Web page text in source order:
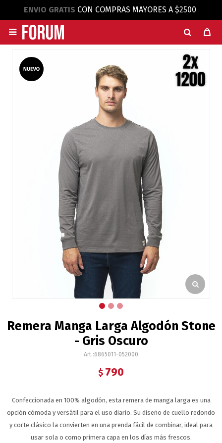
ENVIO GRATIS CON COMPRAS MAYORES A $2500

Remera Manga Larga Algodón Stone
- Gris Oscuro
6865011-052000
$ 790
Confeccionada en 100% algodón, esta remera de manga larga es una
opción cómoda y versátil para el uso diario. Su diseño de cuello redondo
y corte clásico la convierten en una prenda fácil de combinar, ideal para
usar sola o como primera capa en los días más frescos.